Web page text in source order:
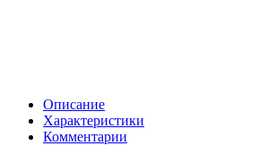
Описание
Характеристики
Комментарии